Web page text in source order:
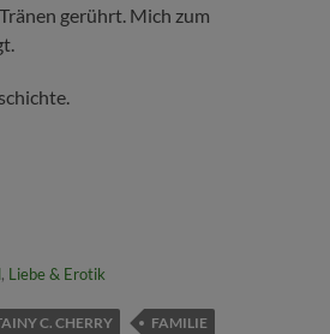
gerührt. Mich zum
, Liebe & Erotik
C. CHERRY
FAMILIE